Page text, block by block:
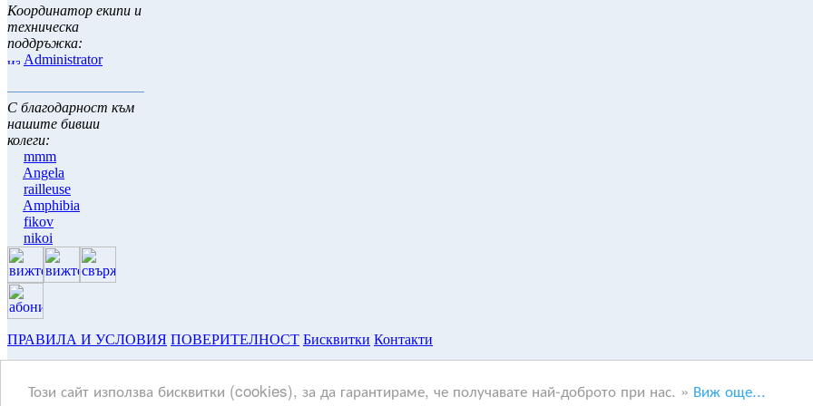
Този сайт използва бисквитки (cookies), за да гарантираме, че получавате най-доброто при нас. » Виж още...
Координатор екипи и
техническа
поддръжка:
Administrator
С благодарност към
нашите бивши
колеги:
mmm
Angela
railleuse
Amphibia
fikov
nikoi
ПРАВИЛА И УСЛОВИЯ ПОВЕРИТЕЛНОСТ Бисквитки Контакти
Текстовете и тяхното съдържание са притежание и отговорност на авторите им.
Всичко останало е притежание на Сдружение "ХуЛите".